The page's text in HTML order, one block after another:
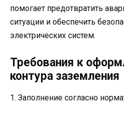
помогает предотвратить
ситуации и обеспечить
электрических систем.
Требования к
контура заземления
1. Заполнение согласно